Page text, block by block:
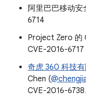
阿里巴巴移动
6714
Project Zero 的
CVE-2016-6717
奇虎 360 科技有
Chen (
CVE-2016-